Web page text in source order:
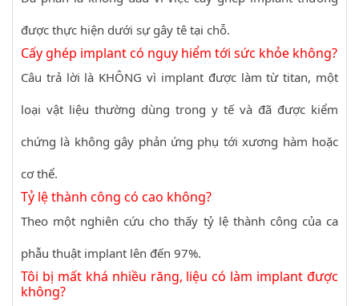
được thực hiện dưới sự gây tê tại chỗ.
Cấy ghép implant có nguy hiểm tới sức khỏe không?
Câu trả lời là KHÔNG vì implant được làm từ titan, một
loại vật liệu thường dùng trong y tế và đã được kiểm
chứng là không gây phản ứng phụ tới xương hàm hoặc
cơ thể.
Tỷ lệ thành công có cao không?
Theo một nghiên cứu cho thấy tỷ lệ thành công của ca
phẫu thuật implant lên đến 97%.
Tôi bị mất khá nhiều răng, liệu có làm implant được
không?